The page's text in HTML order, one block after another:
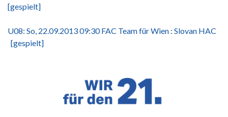
[gespielt]
U08: So, 22.09.2013 09:30 FAC Team für Wien : Slovan HAC
[gespielt]